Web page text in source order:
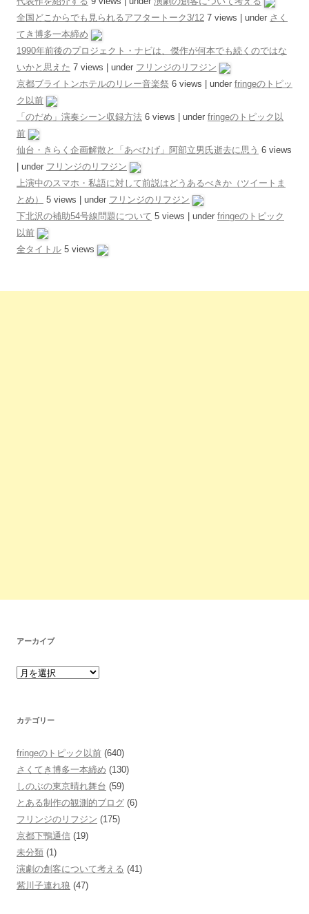
全国どこからでも見られるアフタートーク3/12 7 views under さく
てき博多一本締め
1990年前後のプロジェクト・ナビは、傑作が何本でも続くのではな
いかと思えた 7 views under フリンジのリフジン
京都ブライトンホテルのリレー音楽祭 6 views under fringeのトピッ
ク以前
「のだめ」演奏シーン収録方法 6 views under fringeのトピック以
前
仙台・きらく企画解散と「あべひげ」阿部立男氏逝去に思う 6 views
under フリンジのリフジン
上演中のスマホ・私語に対して前説はどうあるべきか（ツイートま
とめ）
5 views under フリンジのリフジン
下北沢の補助54号線問題について 5 views under fringeのトピック
以前
全タイトル 5 views
アーカイブ
カテゴリー
fringeのトピック以前 (640)
さくてき博多一本締め (130)
しのぶの東京晴れ舞台 (59)
とある制作の観測的ブログ (6)
フリンジのリフジン (175)
京都下鴨通信 (19)
未分類 (1)
演劇の創客について考える (41)
紫川子連れ狼 (47)